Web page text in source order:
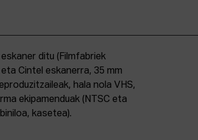
ditu (Filmfabriek
Cintel eskanerra, 35 mm
hala nola VHS,
ekipamenduak (NTSC eta
kasetea).